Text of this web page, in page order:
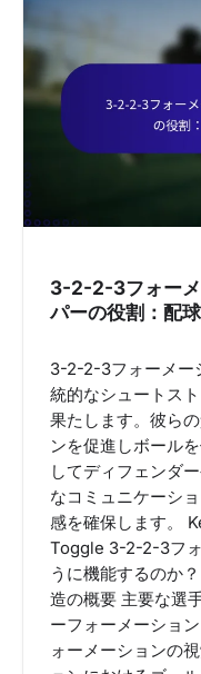
3-2-2-3フォーメ
パーの役割：配
3-2-2-3フォーメー
統的なシュートス
果たします。彼ら
ンを促進しボール
してディフェンダ
なコミュニケーシ
感を確保します。
Toggle 3-2-2-3フ
うに機能するのか
造の概要 主要な選
ーフォーメーショ
ォーメーションの